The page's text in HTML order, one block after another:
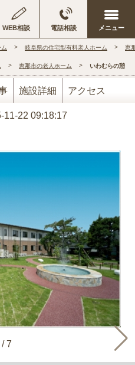
WEB相談 電話相談
岐阜県の住宅型有料老人ホーム 恵
恵那市の老人ホーム いわむらの憩
施設詳細 アクセス
11-22 09:18:17
/7